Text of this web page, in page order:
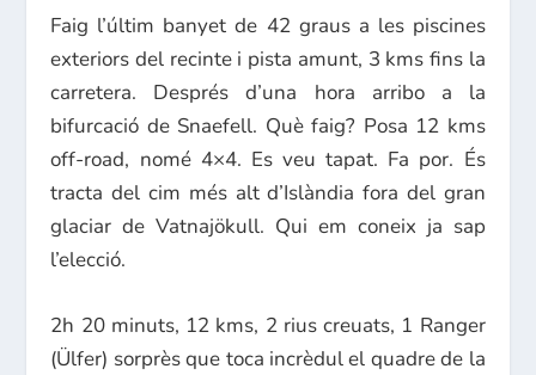
Faig l’últim banyet de 42 graus a les piscines
exteriors del recinte i pista amunt, 3 kms fins la
carretera. Després d’una hora arribo a la
bifurcació de Snaefell. Què faig? Posa 12 kms
off-road, nomé 4×4. Es veu tapat. Fa por. És
tracta del cim més alt d’Islàndia fora del gran
glaciar de Vatnajökull. Qui em coneix ja sap
l’elecció.
2h 20 minuts, 12 kms, 2 rius creuats, 1 Ranger
(Ülfer) sorprès que toca incrèdul el quadre de la